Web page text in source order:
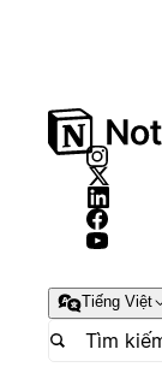
Tiếng Việt